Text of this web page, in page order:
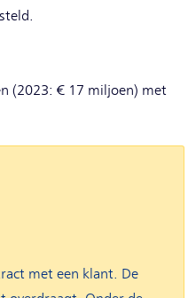
(2023: € 17 miljoen) met
met een klant. De